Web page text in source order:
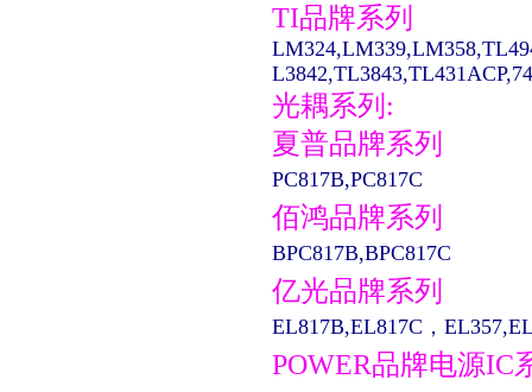
TI品牌系列
光耦系列:
夏普品牌系列
PC817B,PC817C
佰鸿品牌系列
BPC817B,BPC817C
亿光品牌系列
EL817B,EL817C，
POWER品牌电源IC